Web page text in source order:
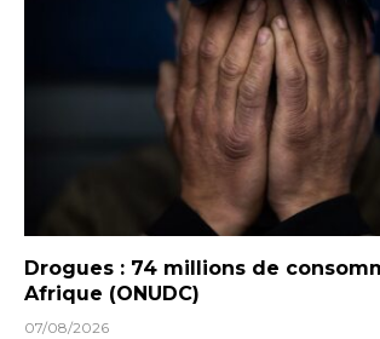
Drogues : 74 millions de
Afrique (ONUDC)
07/08/2026